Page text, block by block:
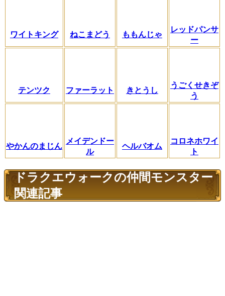
ワイトキング ねこまどう ももんじゃ
レッドパンサ
ー
テンツク ファーラット きとうし
うごくせきぞ
う
やかんのまじん
メイデンドー
ル
ヘルバオム
コロネホワイ
ト
ドラクエウォークの仲間モンスター
関連記事